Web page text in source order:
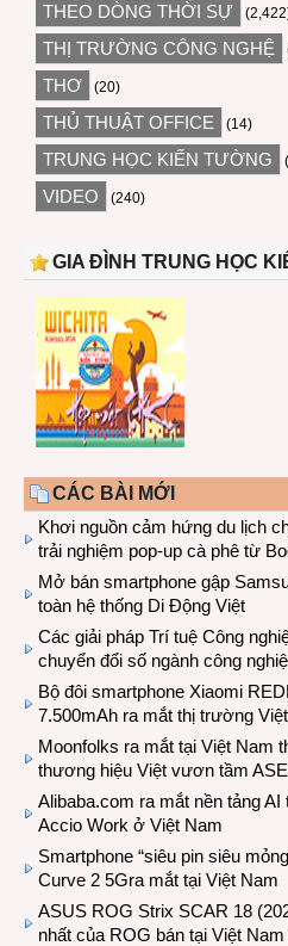
THEO DÒNG THỜI SỰ
THỊ TRƯỜNG CÔNG NGHỆ
THƠ (20)
THỦ THUẬT OFFICE (14)
TRUNG HỌC KIẾN TƯỜNG
VIDEO (240)
GIA ĐÌNH TRUNG HỌC
CÁC BÀI MỚI
Khơi nguồn cảm hứng du lịch
trải nghiệm pop-up cà phê từ
Mở bán smartphone gập
toàn hệ thống Di Động Việt
Các giải pháp Trí tuệ Công
chuyển đổi số ngành công
Bộ đôi smartphone Xiaomi
7.500mAh ra mắt thị trường
Moonfolks ra mắt tại Việt Nam
thương hiệu Việt vươn tầm
Alibaba.com ra mắt nền tảng
Accio Work ở Việt Nam
Smartphone “siêu pin siêu
Curve 2 5Gra mắt tại Việt Nam
ASUS ROG Strix SCAR 18
nhất của ROG bán tại Việt